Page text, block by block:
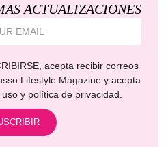
ACTUALIZACIONES
acepta recibir correos
Lifestyle Magazine y acepta
y política de privacidad.